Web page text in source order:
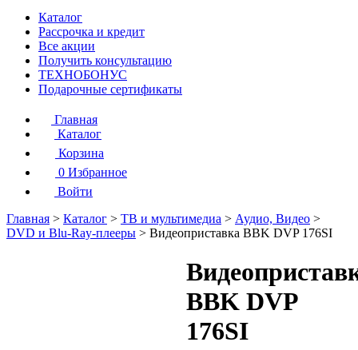
Каталог
Рассрочка и кредит
Все акции
Получить консультацию
ТЕХНОБОНУС
Подарочные сертификаты
Главная
Каталог
Корзина
0 Избранное
Войти
Главная > Каталог > ТВ и мультимедиа > Аудио, Видео >
DVD и Blu-Ray-плееры > Видеоприставка BBK DVP 176SI
BBK DVP
176SI